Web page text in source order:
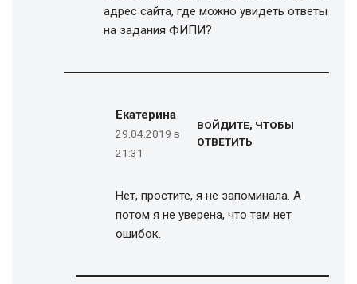
адрес сайта, где можно увидеть ответы
на задания ФИПИ?
Екатерина
29.04.2019 в
21:31
ВОЙДИТЕ, ЧТОБЫ
ОТВЕТИТЬ
Нет, простите, я не запоминала. А
потом я не уверена, что там нет
ошибок.